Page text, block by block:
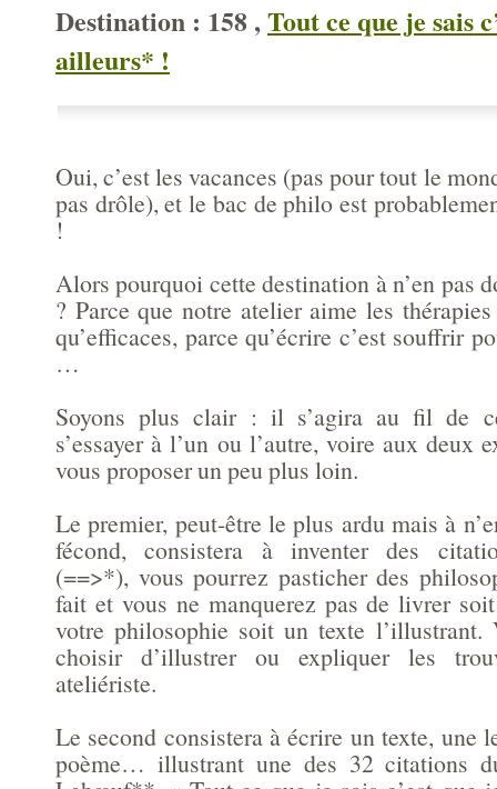
Destination : 158 ,Tout ce que je sais
ailleurs* !
Oui, c’est les vacances (pas pour tout le
pas drôle), et le bac de philo est
!
Alors pourquoi cette destination à n’en pas
? Parce que notre atelier aime les
qu’efficaces, parce qu’écrire c’est souffrir
…
Soyons plus clair : il s’agira au fil de
s’essayer à l’un ou l’autre, voire aux deux
vous proposer un peu plus loin.
Le premier, peut-être le plus ardu mais à
fécond, consistera à inventer des
(==>*), vous pourrez pasticher des
fait et vous ne manquerez pas de livrer
votre philosophie soit un texte l’illustrant.
choisir d’illustrer ou expliquer les
ateliériste.
Le second consistera à écrire un texte, une
poème… illustrant une des 32 citations